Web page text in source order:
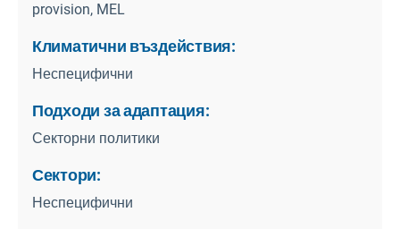
provision, MEL
Климатични въздействия:
Неспецифични
Подходи за адаптация:
Секторни политики
Сектори:
Неспецифични